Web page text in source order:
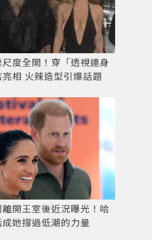
度全開！穿「透視連身
相 火辣造型引爆話題
開王室後近況曝光！哈
她撐過低潮的力量